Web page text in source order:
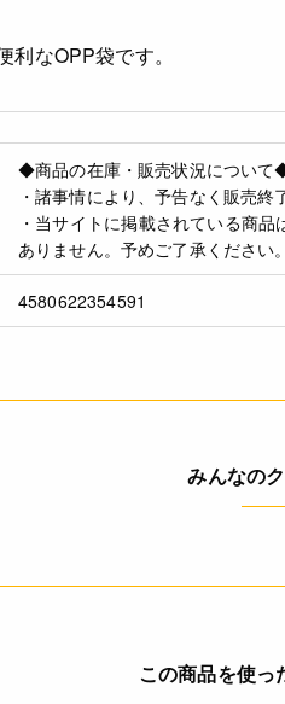
なOPP袋です。
◆商品の在庫・販売状況について
・諸事情により、予告なく販売終
・当サイトに掲載されている商
ありません。予めご了承ください。
4580622354591
みんなの
この商品を使っ